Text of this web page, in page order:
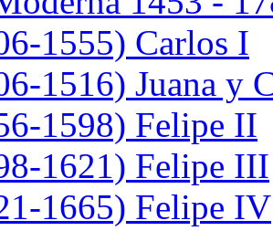
1555) Carlos I
1516) Juana y
1598) Felipe II
1621) Felipe III
1665) Felipe IV